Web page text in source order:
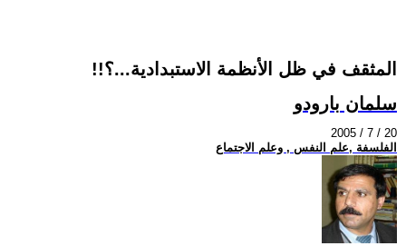
!!المثقف في ظل الأنظمة الاستبدادية...؟
سلمان بارودو
2005 / 7 / 20
الفلسفة ,علم النفس , وعلم الاجتماع